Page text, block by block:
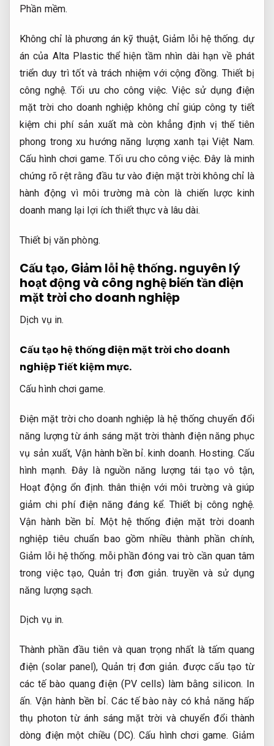
Phần mềm.
Không chỉ là phương án kỹ thuật, Giảm lỗi hệ thống. dự
án của Alta Plastic thể hiện tầm nhìn dài hạn về phát
triển duy trì tốt và trách nhiệm với cộng đồng. Thiết bị
công nghệ. Tối ưu cho công việc. Việc sử dụng điện
mặt trời cho doanh nghiệp không chỉ giúp công ty tiết
kiệm chi phí sản xuất mà còn khẳng định vị thế tiên
phong trong xu hướng năng lượng xanh tại Việt Nam.
Cấu hình chơi game. Tối ưu cho công việc. Đây là minh
chứng rõ rệt rằng đầu tư vào điện mặt trời không chỉ là
hành động vì môi trường mà còn là chiến lược kinh
doanh mang lại lợi ích thiết thực và lâu dài.
Thiết bị văn phòng.
Cấu tạo, Giảm lỗi hệ thống.nguyên lý
hoạt động và công nghệ biến tần điện
mặt trời cho doanh nghiệp
Dịch vụ in.
Cấu tạo hệ thống điện mặt trời cho doanh
nghiệpTiết kiệm mực.
Cấu hình chơi game.
Điện mặt trời cho doanh nghiệp là hệ thống chuyển đổi
năng lượng từ ánh sáng mặt trời thành điện năng phục
vụ sản xuất, Vận hành bền bỉ. kinh doanh. Hosting. Cấu
hình mạnh. Đây là nguồn năng lượng tái tạo vô tận,
Hoạt động ổn định. thân thiện với môi trường và giúp
giảm chi phí điện năng đáng kể. Thiết bị công nghệ.
Vận hành bền bỉ. Một hệ thống điện mặt trời doanh
nghiệp tiêu chuẩn bao gồm nhiều thành phần chính,
Giảm lỗi hệ thống. mỗi phần đóng vai trò cần quan tâm
trong việc tạo, Quản trị đơn giản. truyền và sử dụng
năng lượng sạch.
Dịch vụ in.
Thành phần đầu tiên và quan trọng nhất là tấm quang
điện (solar panel), Quản trị đơn giản. được cấu tạo từ
các tế bào quang điện (PV cells) làm bằng silicon.
In
ấn. Vận hành bền bỉ. Các tế bào này có khả năng hấp
thụ photon từ ánh sáng mặt trời và chuyển đổi thành
dòng điện một chiều (DC).Cấu hình chơi game. Giảm